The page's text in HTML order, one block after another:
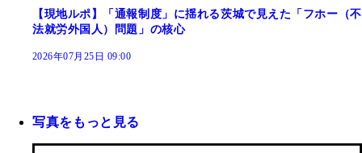
【現地ルポ】「通報制度」に揺れる茨城で見えた「フホー（不
法就労外国人）問題」の核心
2026年07月25日 09:00
写真をもっと見る